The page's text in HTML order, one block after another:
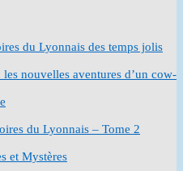
du Lyonnais des temps jolis
nouvelles aventures d’un cow-
du Lyonnais – Tome 2
et Mystères